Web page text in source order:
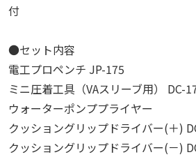
付
●セット内容
電工プロペンチ JP-175
ミニ圧着工具（VAスリーブ用） DC-
ウォーターポンププライヤー
クッショングリップドライバー(＋)
クッショングリップドライバー(－)